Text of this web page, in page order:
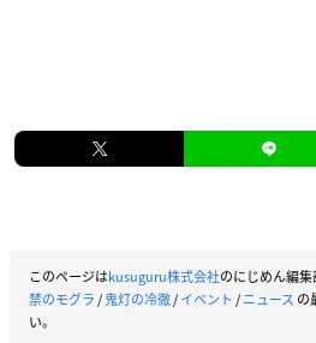
このページはkusuguru株式会社のにじめん編集
禁のモグラ/鬼灯の冷徹/イベント /ニュース の
い。